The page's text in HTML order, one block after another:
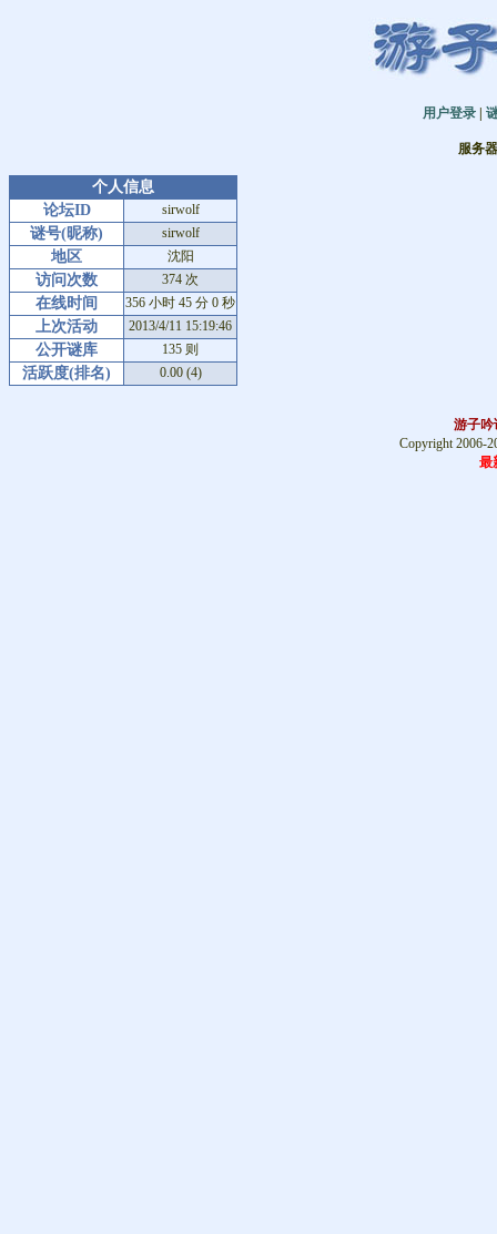
用户登录|
服务
个人信息
论坛ID
sirwolf
谜号(昵称) sirwolf
地区 沈阳
访问次数 374 次
在线时间 356 小时 45 分 0 秒
上次活动 2013/4/11 15:19:46
公开谜库 135 则
活跃度(排名) 0.00 (4)
游子吟
Copyright 2006-
最